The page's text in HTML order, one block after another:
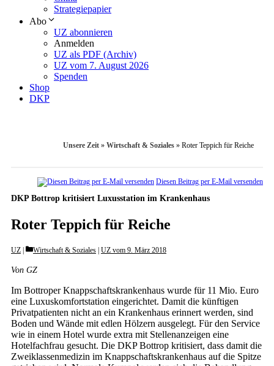
Strategiepapier
Abo
UZ abonnieren
Anmelden
UZ als PDF (Archiv)
UZ vom 7. August 2026
Spenden
Shop
DKP
Unsere Zeit » Wirtschaft & Soziales » Roter Teppich für Reiche
Diesen Beitrag per E-Mail versenden
DKP Bottrop kritisiert Luxusstation im Krankenhaus
Roter Teppich für Reiche
UZ Categories
Wirtschaft & Soziales UZ vom 9. März 2018
Von GZ
Im Bottroper Knappschaftskrankenhaus wurde für 11 Mio. Euro
eine Luxuskomfortstation eingerichtet. Damit die künftigen
Privatpatienten nicht an ein Krankenhaus erinnert werden, sind
Boden und Wände mit edlen Hölzern ausgelegt. Für den Service
wie in einem Hotel wurde extra mit Stellenanzeigen eine
Hotelfachfrau gesucht. Die DKP Bottrop kritisiert, dass damit die
Zweiklassenmedizin im Knappschaftskrankenhaus auf die Spitze